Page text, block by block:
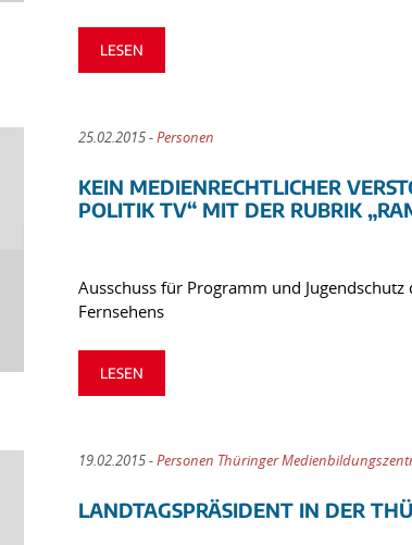
LESEN
25.02.2015 -Personen
KEIN MEDIENRECHTLICHER
OLITIK TV“ MIT DER RUBRIK
Ausschuss für Programm und
Fernsehens
LESEN
19.02.2015 -Personen Thüringer
LANDTAGSPRÄSIDENT IN DER